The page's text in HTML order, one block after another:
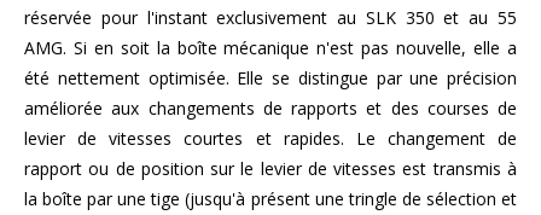
réservée pour l'instant exclusivement au SLK 350 et au 55
AMG. Si en soit la boîte mécanique n'est pas nouvelle, elle a
été nettement optimisée. Elle se distingue par une précision
améliorée aux changements de rapports et des courses de
levier de vitesses courtes et rapides. Le changement de
rapport ou de position sur le levier de vitesses est transmis à
la boîte par une tige (jusqu'à présent une tringle de sélection et